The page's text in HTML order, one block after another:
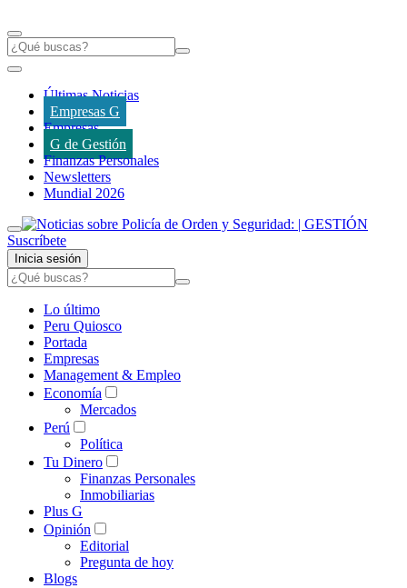
Últimas Noticias
Empresas G
Empresas
G de Gestión
Finanzas Personales
Newsletters
Mundial 2026
Suscríbete
Inicia sesión
Lo último
Peru Quiosco
Portada
Empresas
Management & Empleo
Economía
Mercados
Perú
Política
Tu Dinero
Finanzas Personales
Inmobiliarias
Plus G
Opinión
Editorial
Pregunta de hoy
Blogs